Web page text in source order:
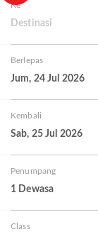
Ke
Destinasi
Berlepas
Jum, 24 Jul 2026
Kembali
Sab, 25 Jul 2026
Penumpang
1 Dewasa
Class